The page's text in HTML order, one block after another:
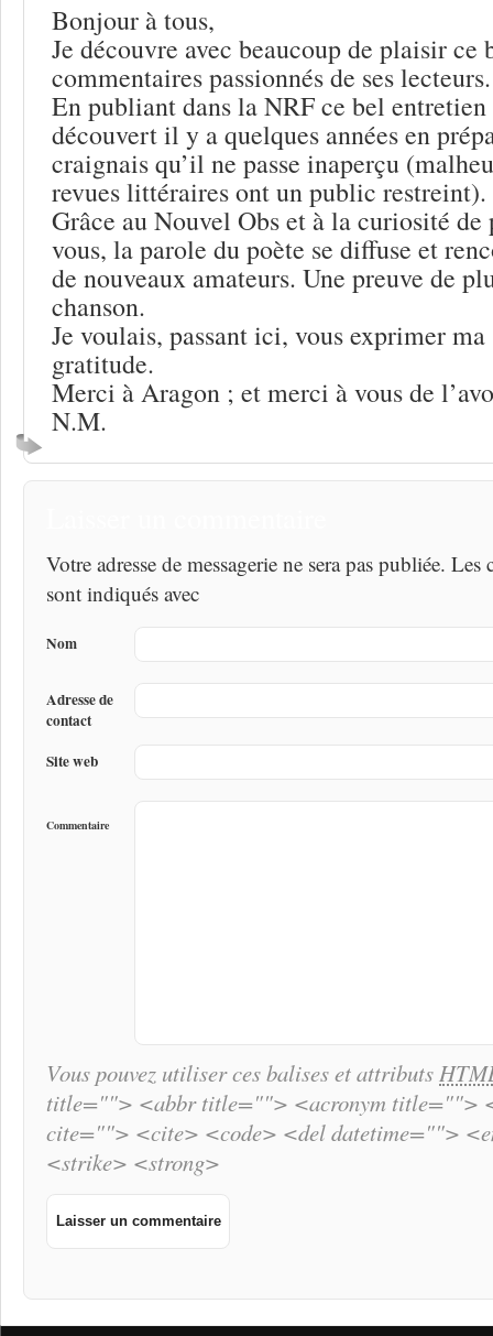
Bonjour à tous,
Je découvre avec beaucoup de plaisir ce
commentaires passionnés de ses lecteurs.
En publiant dans la NRF ce bel entretien
découvert il y a quelques années en
craignais qu’il ne passe inaperçu
revues littéraires ont un public restreint).
Grâce au Nouvel Obs et à la curiosité de
vous, la parole du poète se diffuse et
de nouveaux amateurs. Une preuve de
chanson.
Je voulais, passant ici, vous exprimer
gratitude.
Merci à Aragon ; et merci à vous de
N.M.
Votre adresse de messagerie ne sera pas publiée.
sont indiqués avec
Nom
Adresse de
contact
Site web
Commentaire
Vous pouvez utiliser ces balises et attributs
title=""> <abbr title=""> <acronym title="">
cite=""> <cite> <code> <del datetime="">
<strike> <strong>